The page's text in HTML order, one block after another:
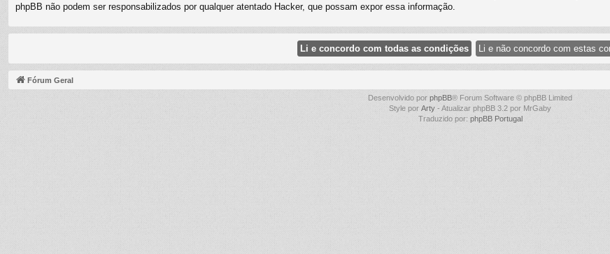
phpBB não podem ser responsabilizados por qualquer atentado Hacker, que possam expor essa informação.
Fórum Geral
Desenvolvido por phpBB® Forum Software © phpBB Limited
Style por Arty - Atualizar phpBB 3.2 por MrGaby
Traduzido por: phpBB Portugal